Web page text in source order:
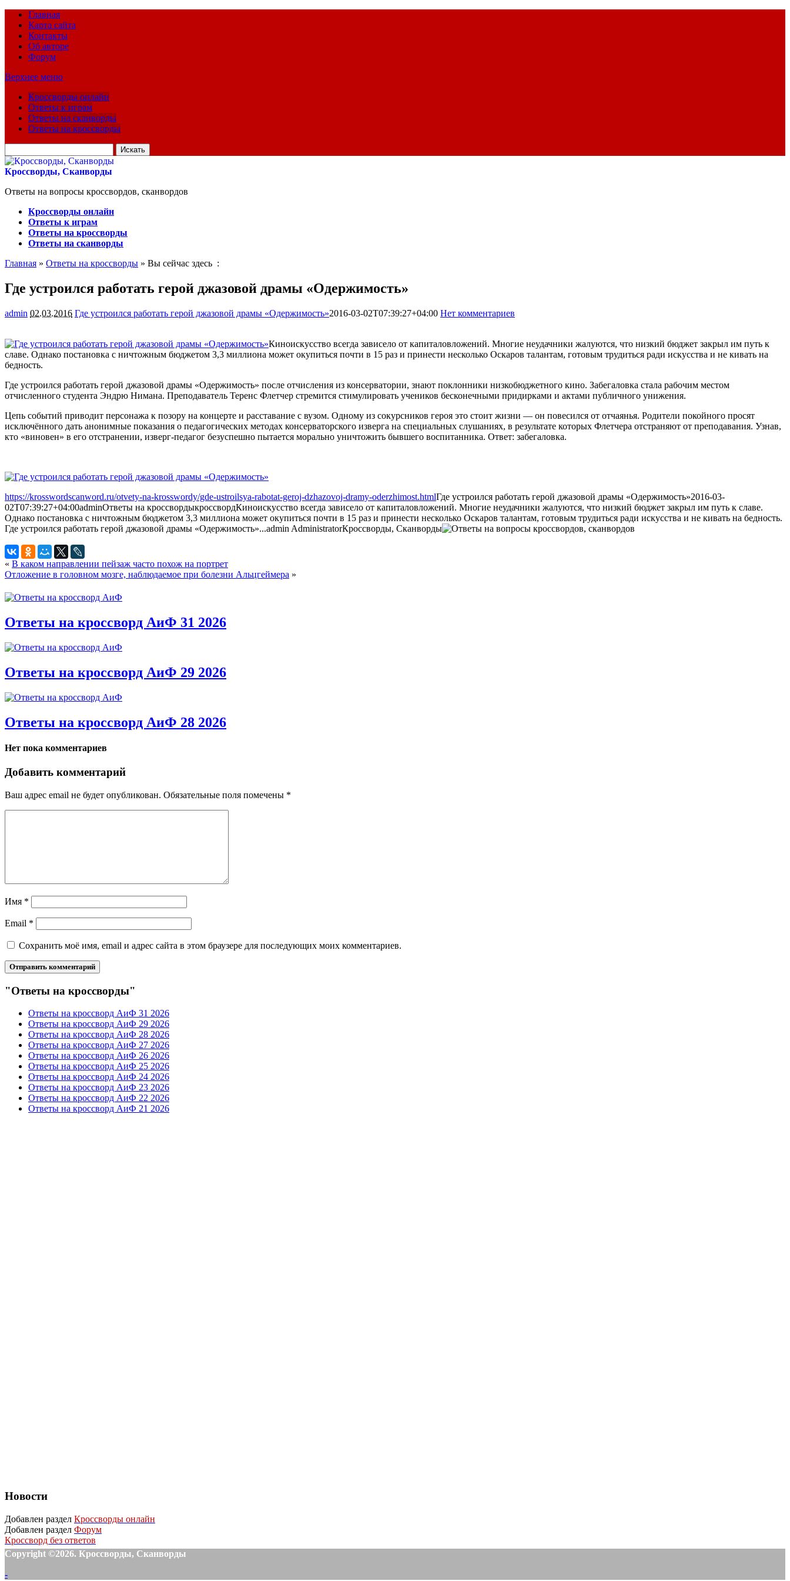
Главная
Карта сайта
Контакты
Об авторе
Форум
Верхнее меню
Кроссворды онлайн
Ответы к играм
Ответы на сканворды
Ответы на кроссворды
для:
Кроссворды, Сканворды
Ответы на вопросы кроссвордов, сканвордов
Кроссворды онлайн
Ответы к играм
Ответы на кроссворды
Ответы на сканворды
Главная » Ответы на кроссворды » Вы сейчас здесь :
Где устроился работать герой джазовой драмы «Одержимость»
admin 02.03.2016 Где устроился работать герой джазовой драмы «Одержимость»2016-03-02T07:39:27+04:00 Нет комментариев
Киноискусство всегда зависело от капиталовложений. Многие неудачники жалуются, что низкий бюджет закрыл им путь к
славе. Однако постановка с ничтожным бюджетом 3,3 миллиона может окупиться почти в 15 раз и принести несколько Оскаров талантам, готовым трудиться ради искусства и не кивать на
бедность.
Где устроился работать герой джазовой драмы «Одержимость» после отчисления из консерватории, знают поклонники низкобюджетного кино. Забегаловка стала рабочим местом
отчисленного студента Эндрю Нимана. Преподаватель Теренс Флетчер стремится стимулировать учеников бесконечными придирками и актами публичного унижения.
Цепь событий приводит персонажа к позору на концерте и расставание с вузом. Одному из сокурсников героя это стоит жизни — он повесился от отчаянья. Родители покойного просят
исключённого дать анонимные показания о педагогических методах консерваторского изверга на специальных слушаниях, в результате которых Флетчера отстраняют от преподавания. Узнав,
кто «виновен» в его отстранении, изверг-педагог безуспешно пытается морально уничтожить бывшего воспитанника. Ответ: забегаловка.
https://krosswordscanword.ru/otvety-na-krosswordy/gde-ustroilsya-rabotat-geroj-dzhazovoj-dramy-oderzhimost.htmlГде устроился работать герой джазовой драмы «Одержимость»2016-03-
02T07:39:27+04:00adminОтветы на кроссвордыкроссвордКиноискусство всегда зависело от капиталовложений. Многие неудачники жалуются, что низкий бюджет закрыл им путь к славе.
Однако постановка с ничтожным бюджетом 3,3 миллиона может окупиться почти в 15 раз и принести несколько Оскаров талантам, готовым трудиться ради искусства и не кивать на бедность.
Где устроился работать герой джазовой драмы «Одержимость»...admin AdministratorКроссворды, Сканворды
« В каком направлении пейзаж часто похож на портрет
Отложение в головном мозге, наблюдаемое при болезни Альцгеймера »
Ответы на кроссворд АиФ 31 2026
Ответы на кроссворд АиФ 29 2026
Ответы на кроссворд АиФ 28 2026
Нет пока комментариев
Добавить комментарий
Ваш адрес email не будет опубликован. Обязательные поля помечены *
Имя *
Email *
Сохранить моё имя, email и адрес сайта в этом браузере для последующих моих комментариев.
"Ответы на кроссворды"
Ответы на кроссворд АиФ 31 2026
Ответы на кроссворд АиФ 29 2026
Ответы на кроссворд АиФ 28 2026
Ответы на кроссворд АиФ 27 2026
Ответы на кроссворд АиФ 26 2026
Ответы на кроссворд АиФ 25 2026
Ответы на кроссворд АиФ 24 2026
Ответы на кроссворд АиФ 23 2026
Ответы на кроссворд АиФ 22 2026
Ответы на кроссворд АиФ 21 2026
Новости
Добавлен раздел Кроссворды онлайн
Добавлен раздел Форум
Кроссворд без ответов
Copyright ©2026. Кроссворды, Сканворды
-